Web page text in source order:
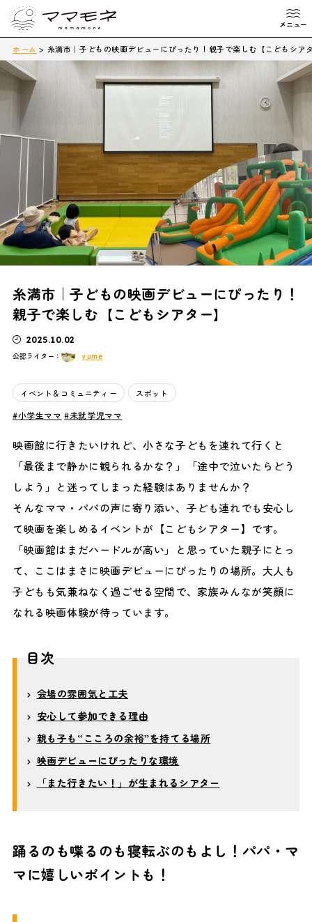
ホーム > 糸満市｜子どもの映画デビューにぴったり！親子で楽しむ【こどもシア
糸満市｜子どもの映画デビューにぴったり！
親子で楽しむ【こどもシアター】
2025.10.02
公認ライター：
yume
イベント＆コミュニティー スポット
小学生ママ 未就学児ママ
映画館に行きたいけれど、小さな子どもを連れて行くと
「最後まで静かに観られるかな？」「途中で泣いたらどう
しよう」と迷ってしまった経験はありませんか？
そんなママ・パパの声に寄り添い、子ども連れでも安心し
て映画を楽しめるイベントが【こどもシアター】です。
「映画館はまだハードルが高い」と思っていた親子にとっ
て、ここはまさに映画デビューにぴったりの場所。大人も
子どもも気兼ねなく過ごせる空間で、家族みんなが笑顔に
なれる映画体験が待っています。
目次
会場の雰囲気と工夫
安心して参加できる理由
親も子も“こころの余裕”を持てる場所
映画デビューにぴったりな環境
「また行きたい！」が生まれるシアター
踊るのも喋るのも寝転ぶのもよし！パパ・マ
マに嬉しいポイントも！